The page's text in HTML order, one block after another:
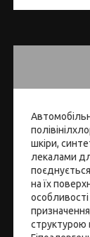
шкіри,
лекалами
на їх
структурою